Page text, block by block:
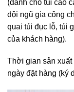
(dành cho túi cao
đội ngũ gia công
quai túi đục lỗ, túi
của khách hàng).
Thời gian sản
ngày đặt hàng (ký